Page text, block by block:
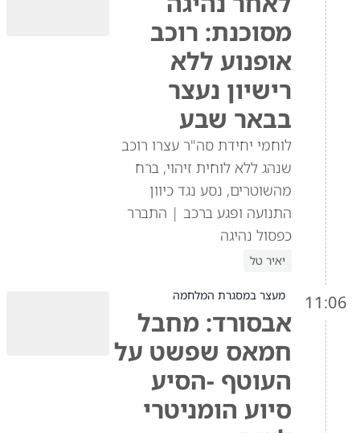
מסוכנת: רוכב
אופנוע ללא
רישיון נעצר
בבאר שבע
לוחמי יחידת סה"ר עצרו רוכב
שנהג ללא לוחית זיהוי, ברח
מהשוטרים, נסע נגד כיוון
התנועה ופגע ברכב | התברר
כפסול נהיגה
יאיר טל
11:06 מעצר במסגרת המלחמה
אבסורד: מחבל
חמאס שפשט על
העוטף -הסיע
סיוע הומניטרי